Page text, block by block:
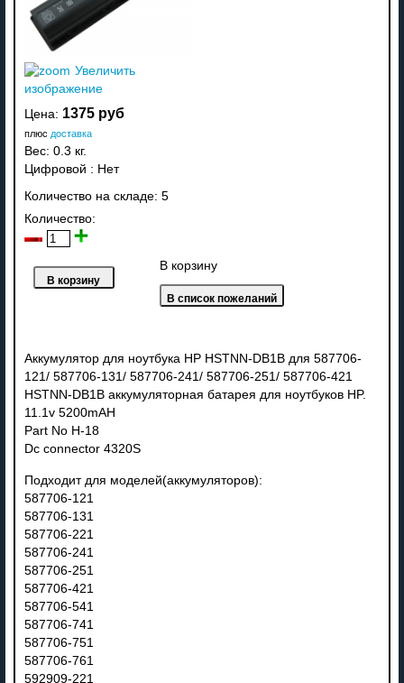
Увеличить
изображение
Цена: 1375 руб
плюс доставка
Вес: 0.3 кг.
Цифровой : Нет
Количество на складе: 5
Количество:
В корзину
Аккумулятор для ноутбука HP HSTNN-DB1B для 587706-
121/ 587706-131/ 587706-241/ 587706-251/ 587706-421
HSTNN-DB1B аккумуляторная батарея для ноутбуков HP.
11.1v 5200mAH
Part No H-18
Dc connector 4320S
Подходит для моделей(аккумуляторов):
587706-121
587706-131
587706-221
587706-241
587706-251
587706-421
587706-541
587706-741
587706-751
587706-761
592909-221